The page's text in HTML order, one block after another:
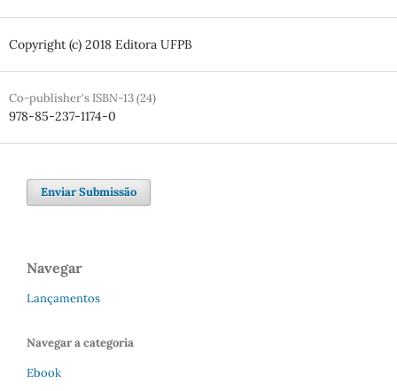
Copyright (c) 2018 Editora UFPB
Co-publisher's ISBN-13 (24)
978-85-237-1174-0
Enviar Submissão
Navegar
Lançamentos
Navegar a categoria
Ebook